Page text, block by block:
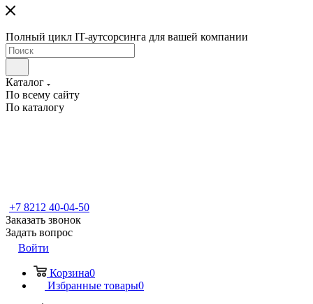
Полный цикл IT-аутсорсинга для вашей компании
Каталог
По всему сайту
По каталогу
+7 8212 40-04-50
Заказать звонок
Задать вопрос
Войти
Корзина0
Избранные товары0